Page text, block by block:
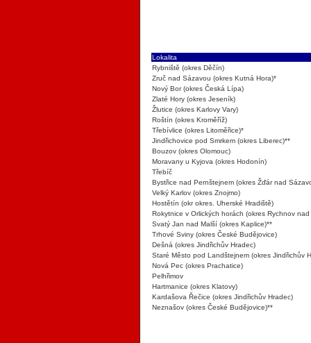
Lokalita
Rybniště (okres Děčín)
Zruč nad Sázavou (okres Kutná Hora)*
Nový Bor (okres Česká Lípa)
Zlaté Hory (okres Jeseník)
Žlutice (okres Karlovy Vary)
Roštín (okres Kroměříž)
Třebívlice (okres Litoměřice)*
Jindřichovice pod Smrkem (okres Liberec)**
Bouzov (okres Olomouc)
Moravany u Kyjova (okres Hodonín)
Třebíč
Bystřice nad Pernštejnem (okres Žďár nad
Velký Karlov (okres Znojmo)
Hostětín (okr okres. Uherské Hradiště)
Rokytnice v Orlických horách (okres Rychnov
Svatý Jan nad Malší (okres Kaplice)**
Trhové Sviny (okres České Budějovice)
Dešná (okres Jindřichův Hradec)
Staré Město pod Landštejnem (okres Jindřichův
Nová Pec (okres Prachatice)
Pelhřimov
Hartmanice (okres Klatovy)
Kardašova Řečice (okres Jindřichův Hradec)
Neznašov (okres České Budějovice)**